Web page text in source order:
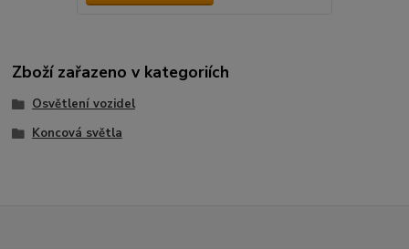
Zboží zařazeno v kategoriích
Osvětlení vozidel
Koncová světla